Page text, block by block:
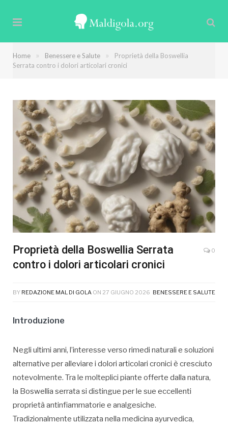
Home » Benessere e Salute »
Proprietà della Boswellia
Serrata contro i dolori articolari cronici
Proprietà della Boswellia Serrata
contro i dolori articolari cronici
0
BY REDAZIONE MAL DI GOLA ON 27 GIUGNO 2026 BENESSERE E SALUTE
Introduzione
Negli ultimi anni, l’interesse verso rimedi naturali e soluzioni
alternative per alleviare i dolori articolari cronici è cresciuto
notevolmente. Tra le molteplici piante offerte dalla natura,
la Boswellia serrata si distingue per le sue eccellenti
proprietà antinfiammatorie e analgesiche.
Tradizionalmente utilizzata nella medicina ayurvedica,